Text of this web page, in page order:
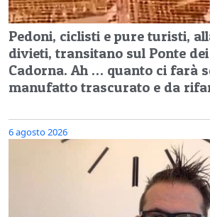
Pedoni, ciclisti e pure turisti,
divieti, transitano sul Ponte
Cadorna. Ah … quanto ci farà
manufatto trascurato e da
6 agosto 2026